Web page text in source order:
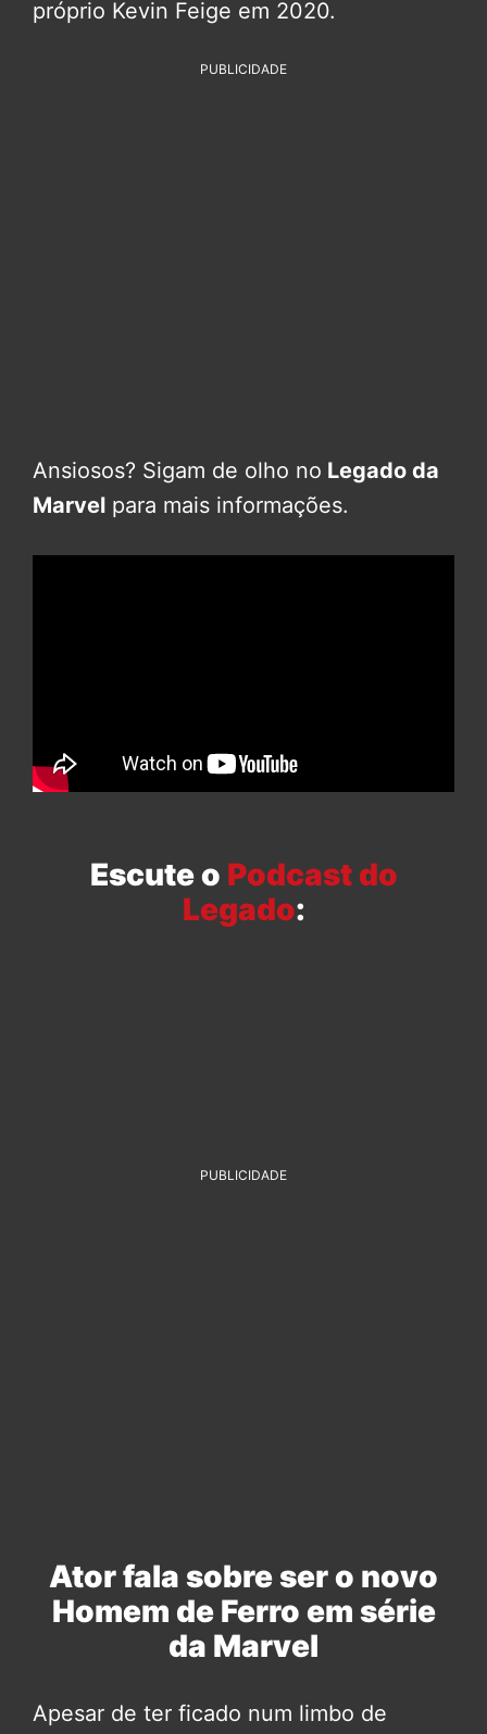
próprio Kevin Feige em 2020.
PUBLICIDADE
Ansiosos? Sigam de olho no Legado da
Marvel para mais informações.
Escute o Podcast do
Legado:
PUBLICIDADE
Ator fala sobre ser o novo
Homem de Ferro em série
da Marvel
Apesar de ter ficado num limbo de